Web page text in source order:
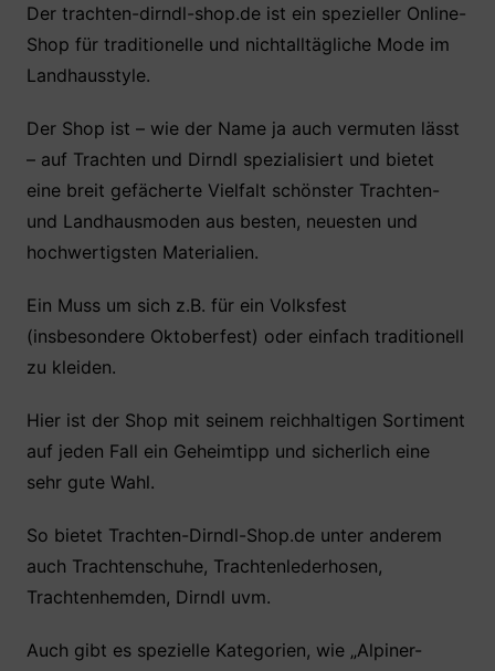
c
e
b
o
o
k
itt
er
at
s
p
p
er
e
le
n
Der trachten-dirndl-shop.de ist ein spezieller Online-
Shop für traditionelle und nichtalltägliche Mode im
Landhausstyle.
Der Shop ist – wie der Name ja auch vermuten lässt
– auf Trachten und Dirndl spezialisiert und bietet
eine breit gefächerte Vielfalt schönster Trachten-
und Landhausmoden aus besten, neuesten und
hochwertigsten Materialien.
Ein Muss um sich z.B. für ein Volksfest
(insbesondere Oktoberfest) oder einfach traditionell
zu kleiden.
Hier ist der Shop mit seinem reichhaltigen Sortiment
auf jeden Fall ein Geheimtipp und sicherlich eine
sehr gute Wahl.
So bietet Trachten-Dirndl-Shop.de unter anderem
auch Trachtenschuhe, Trachtenlederhosen,
Trachtenhemden, Dirndl uvm.
Auch gibt es spezielle Kategorien, wie „Alpiner-